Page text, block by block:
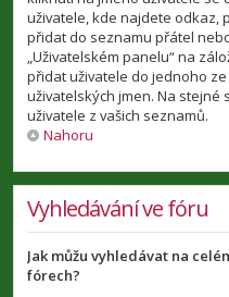
uživatele, kde najdete odkaz,
přidat do seznamu přátel
„Uživatelském panelu“ na
přidat uživatele do jednoho
uživatelských jmen. Na
uživatele z vašich seznamů.
Nahoru
Vyhledávání ve fóru
Jak můžu vyhledávat na
fórech?